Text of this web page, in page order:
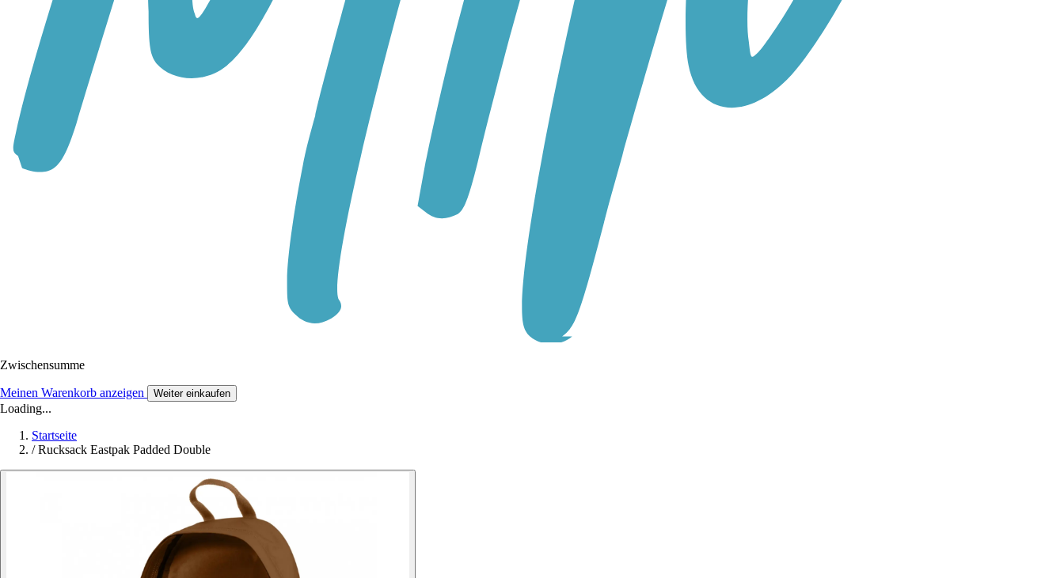
Zwischensumme
Meinen Warenkorb anzeigen Weiter einkaufen
Loading...
Startseite
/ Rucksack Eastpak Padded Double